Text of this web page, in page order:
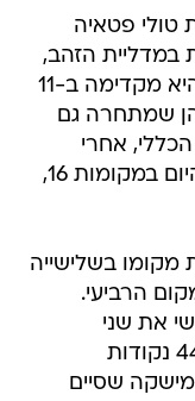
טולי פטאיה
במדליית הזהב,
היא עם רגל וחצי על הפודיום שכן היא מקדימה ב-11
שמתחרה גם
היא באליפות נמצאת במקום ה-17 הכללי, אחרי
שסיימה את שני השיוטים שנערכו היום במקומות 16,
מקומו בשלישייה
הרביעי.
את שני
השיוטים שנערכו היום ויש לו כעת 44 נקודות
שסיים